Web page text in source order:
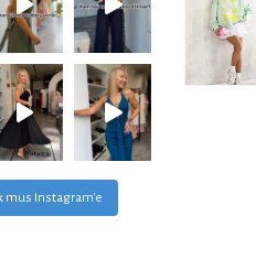
mus Instagram'e